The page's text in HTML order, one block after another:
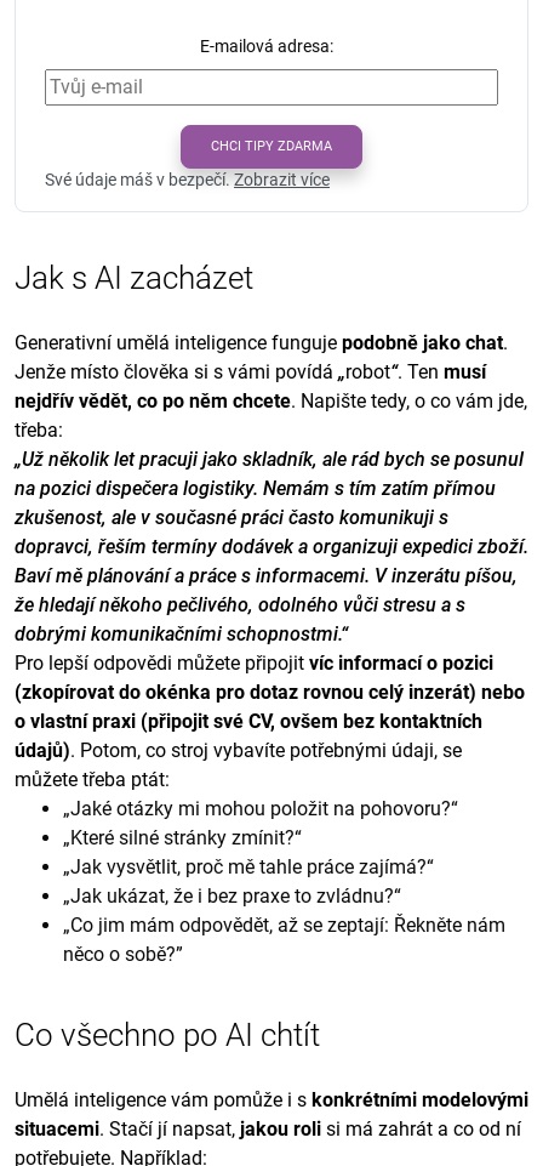
E-mailová adresa:
CHCI TIPY ZDARMA
Své údaje máš v bezpečí.Zobrazit více
Jak s AI zacházet
Generativní umělá inteligence funguje podobně jako chat.
Jenže místo člověka si s vámi povídá „robot“. Ten musí
nejdřív vědět, co po něm chcete. Napište tedy, o co vám jde,
třeba:
„Už několik let pracuji jako skladník, ale rád bych se posunul
na pozici dispečera logistiky. Nemám s tím zatím přímou
zkušenost, ale v současné práci často komunikuji s
dopravci, řeším termíny dodávek a organizuji expedici zboží.
Baví mě plánování a práce s informacemi. V inzerátu píšou,
že hledají někoho pečlivého, odolného vůči stresu a s
dobrými komunikačními schopnostmi.“
Pro lepší odpovědi můžete připojit víc informací o pozici
(zkopírovat do okénka pro dotaz rovnou celý inzerát) nebo
o vlastní praxi (připojit své CV, ovšem bez kontaktních
údajů). Potom, co stroj vybavíte potřebnými údaji, se
můžete třeba ptát:
„Jaké otázky mi mohou položit na pohovoru?“
„Které silné stránky zmínit?“
„Jak vysvětlit, proč mě tahle práce zajímá?“
„Jak ukázat, že i bez praxe to zvládnu?“
„Co jim mám odpovědět, až se zeptají: Řekněte nám
něco o sobě?”
Co všechno po AI chtít
Umělá inteligence vám pomůže i s konkrétními modelovými
situacemi. Stačí jí napsat, jakou roli si má zahrát a co od ní
potřebujete. Například: